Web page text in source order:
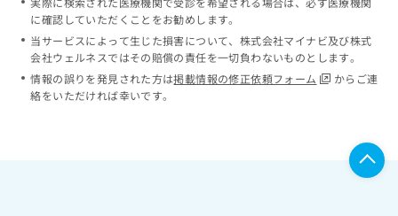
に確認していただくことをお勧めします。
当サービスによって生じた損害について、株式会社マイナビ及び株式
会社ウェルネスではその賠償の責任を一切負わないものとします。
情報の誤りを発見された方は掲載情報の修正依頼フォーム
からご連
絡をいただければ幸いです。